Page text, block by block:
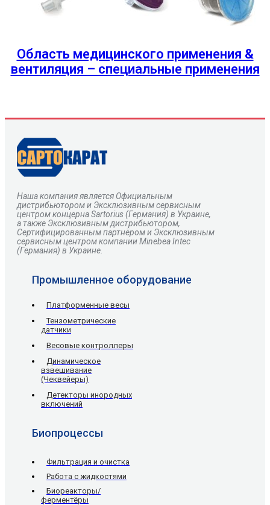
Область медицинского применения &
вентиляция – специальные применения
Наша компания является Официальным
дистрибьютором и Эксклюзивным сервисным
центромконцернаSartorius(Германия) в Украине,
а также Эксклюзивным дистрибьютором,
Сертифицированным партнёром и Эксклюзивным
сервисным центром компании Minebea Intec
(Германия) в Украине.
Промышленное оборудование
Платформенные весы
Тензометрические
датчики
Весовые контроллеры
Динамическое
взвешивание
(Чеквейеры)
Детекторы инородных
включений
Биопроцессы
Фильтрация и очистка
Работа с жидкостями
Биореакторы/
ферментёры